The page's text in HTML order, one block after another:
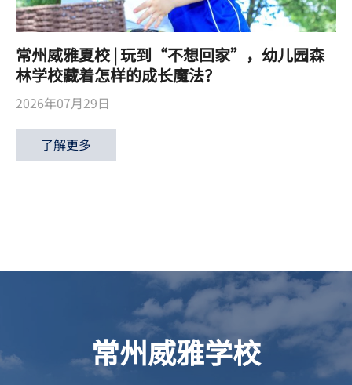
常州威雅夏校 | 玩到“不想回家”，幼儿园森
林学校藏着怎样的成长魔法？
2026年07月29日
了解更多
常州威雅学校